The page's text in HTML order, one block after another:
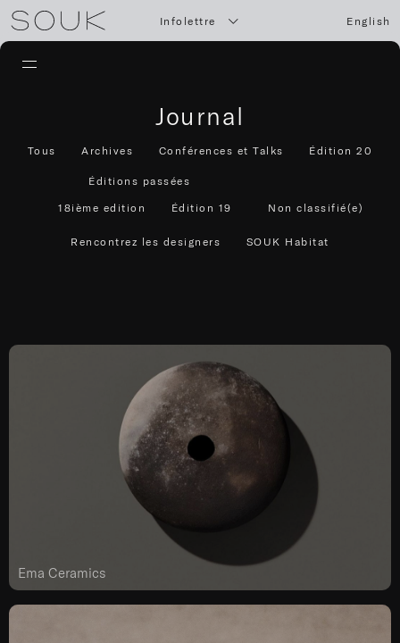
Infolettre English
Journal
Tous Archives Conférences et Talks Édition 20
Éditions passées
18ième edition
Édition 19 Non classifié(e)
Rencontrez les designers SOUK Habitat
Ema Ceramics